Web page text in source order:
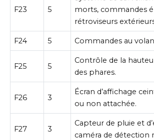
F23 5
morts, commandes
rétroviseurs
F24 5 Commandes au
F25 5
Contrôle de la
des phares.
F26 3
Écran d’affichage
ou non attachée.
F27 3
Capteur de pluie et
caméra de détection